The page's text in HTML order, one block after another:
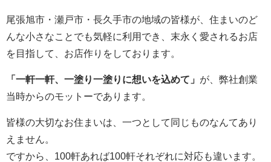
尾張旭市・瀬戸市・長久手市の地域の皆様が、住まいのど
んな小さなことでも気軽に利用でき、末永く愛されるお店
を目指して、お店作りをしております。
「一軒一軒、一塗り一塗りに想いを込めて」 が、弊社創業
当時からのモットーであります。
皆様の大切なお住まいは、一つとして同じものなんてあり
えません。
ですから、100軒あれば100軒それぞれに対応も違います。